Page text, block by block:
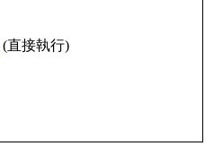
(直接執行)